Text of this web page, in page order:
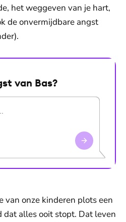
het weggeven van je hart,
de onvermijdbare angst
van Bas?
Gebruik Shift+Enter
van onze kinderen plots een
alles ooit stopt. Dat leven